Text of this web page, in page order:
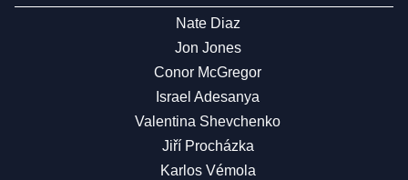
Nate Diaz
Jon Jones
Conor McGregor
Israel Adesanya
Valentina Shevchenko
Jiří Procházka
Karlos Vémola